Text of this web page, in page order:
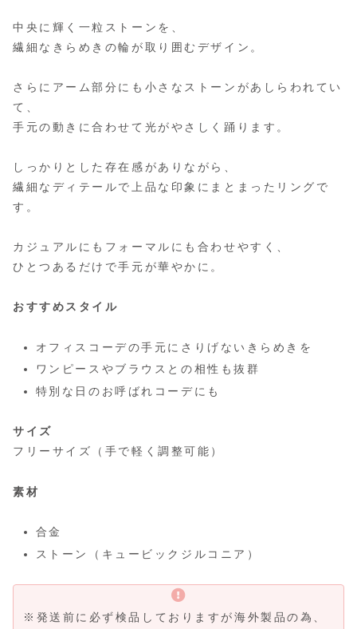
中央に輝く一粒ストーンを、
繊細なきらめきの輪が取り囲むデザイン。
さらにアーム部分にも小さなストーンがあしらわれてい
て、
手元の動きに合わせて光がやさしく踊ります。
しっかりとした存在感がありながら、
繊細なディテールで上品な印象にまとまったリングで
す。
カジュアルにもフォーマルにも合わせやすく、
ひとつあるだけで手元が華やかに。
おすすめスタイル
オフィスコーデの手元にさりげないきらめきを
ワンピースやブラウスとの相性も抜群
特別な日のお呼ばれコーデにも
サイズ
フリーサイズ（手で軽く調整可能）
素材
合金
ストーン（キュービックジルコニア）
※発送前に必ず検品しておりますが海外製品の為、